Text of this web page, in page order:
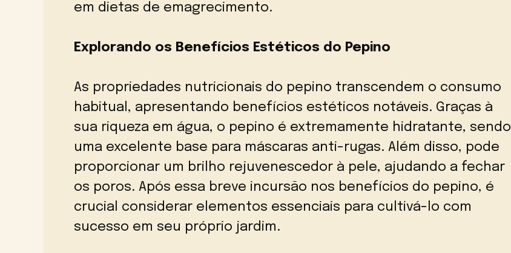
em dietas de emagrecimento.
Explorando os Benefícios Estéticos do Pepino
As propriedades nutricionais do pepino transcendem o consumo
habitual, apresentando benefícios estéticos notáveis. Graças à
sua riqueza em água, o pepino é extremamente hidratante, sendo
uma excelente base para máscaras anti-rugas. Além disso, pode
proporcionar um brilho rejuvenescedor à pele, ajudando a fechar
os poros. Após essa breve incursão nos benefícios do pepino, é
crucial considerar elementos essenciais para cultivá-lo com
sucesso em seu próprio jardim.